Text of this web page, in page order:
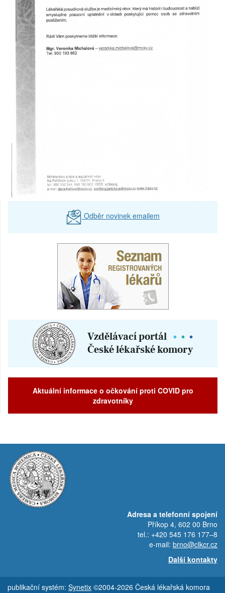
Odběr novinek emailem
Aktuální informace o očkování proti COVID pro
zdravotníky
Adresa a telefonní spojení
Příkop 4, 602 00 Brno
tel.: +420 545 176 177–8
e-mail: brno@clkcr.cz
Další kontakty
publikační systém: Synetix ©2004-2026 Česká lékařská komora